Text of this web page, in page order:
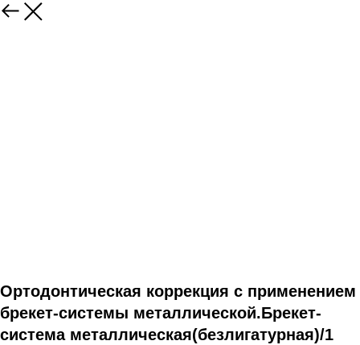
Ортодонтическая коррекция с применением
брекет-системы металлической.Брекет-
система металлическая(безлигатурная)/1